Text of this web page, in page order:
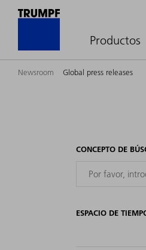
Productos
Newsroom Global press releases
CONCEPTO DE
ESPACIO DE